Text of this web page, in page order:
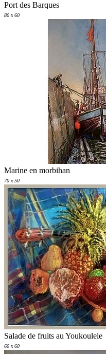
Port des Barques
80 x 60
Marine en morbihan
70 x 50
Salade de fruits au Youkoulele
60 x 60